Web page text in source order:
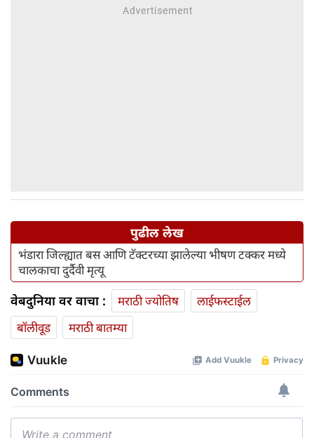
पुढील लेख
भंडारा जिल्ह्यात बस आणि टॅक्टरच्या झालेल्या भीषण टक्कर मध्ये
चालकाचा दुर्दैवी मृत्यू
वेबदुनिया वर वाचा : मराठी ज्योतिष
लाईफस्टाईल
बॉलीवूड
मराठी बातम्या